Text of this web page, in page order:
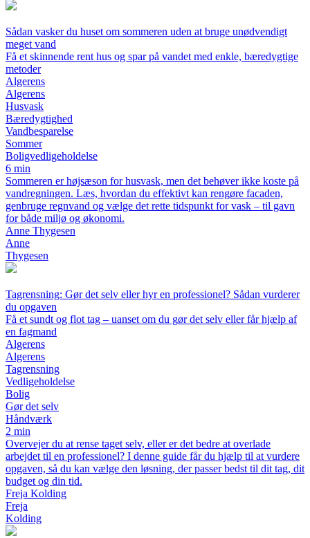
Sådan vasker du huset om sommeren uden at bruge unødvendigt
meget vand
Få et skinnende rent hus og spar på vandet med enkle, bæredygtige
metoder
Algerens
Algerens
Husvask
Bæredygtighed
Vandbesparelse
Sommer
Boligvedligeholdelse
6 min
Sommeren er højsæson for husvask, men det behøver ikke koste på
vandregningen. Læs, hvordan du effektivt kan rengøre facaden,
genbruge regnvand og vælge det rette tidspunkt for vask – til gavn
for både miljø og økonomi.
Anne Thygesen
Anne
Thygesen
Tagrensning: Gør det selv eller hyr en professionel? Sådan vurderer
du opgaven
Få et sundt og flot tag – uanset om du gør det selv eller får hjælp af
en fagmand
Algerens
Algerens
Tagrensning
Vedligeholdelse
Bolig
Gør det selv
Håndværk
2 min
Overvejer du at rense taget selv, eller er det bedre at overlade
arbejdet til en professionel? I denne guide får du hjælp til at vurdere
opgaven, så du kan vælge den løsning, der passer bedst til dit tag, dit
budget og din tid.
Freja Kolding
Freja
Kolding